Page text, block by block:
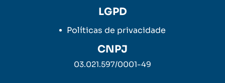
LGPD
Políticas de privacidade
CNPJ
03.021.597/0001-49